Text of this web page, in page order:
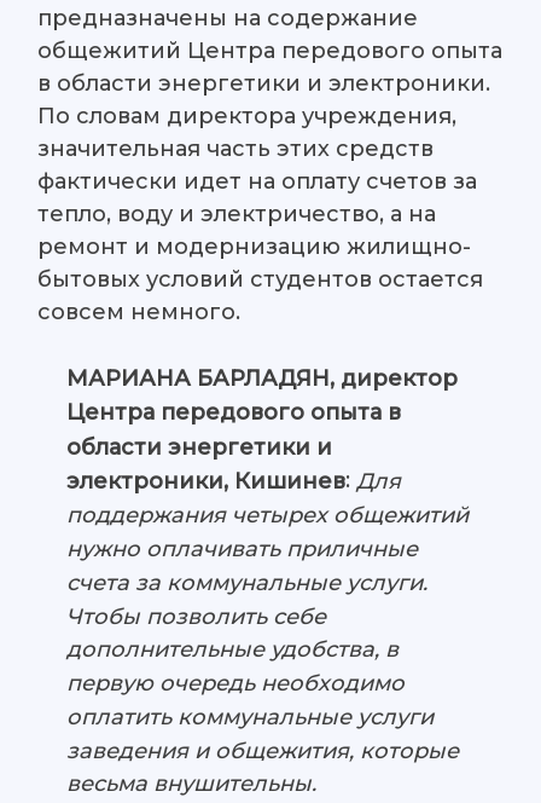
предназначены на содержание
общежитий Центра передового опыта
в области энергетики и электроники.
По словам директора учреждения,
значительная часть этих средств
фактически идет на оплату счетов за
тепло, воду и электричество, а на
ремонт и модернизацию жилищно-
бытовых условий студентов остается
совсем немного.
МАРИАНА БАРЛАДЯН, директор
Центра передового опыта в
области энергетики и
электроники, Кишинев:Для
поддержания четырех общежитий
нужно оплачивать приличные
счета за коммунальные услуги.
Чтобы позволить себе
дополнительные удобства, в
первую очередь необходимо
оплатить коммунальные услуги
заведения и общежития, которые
весьма внушительны.